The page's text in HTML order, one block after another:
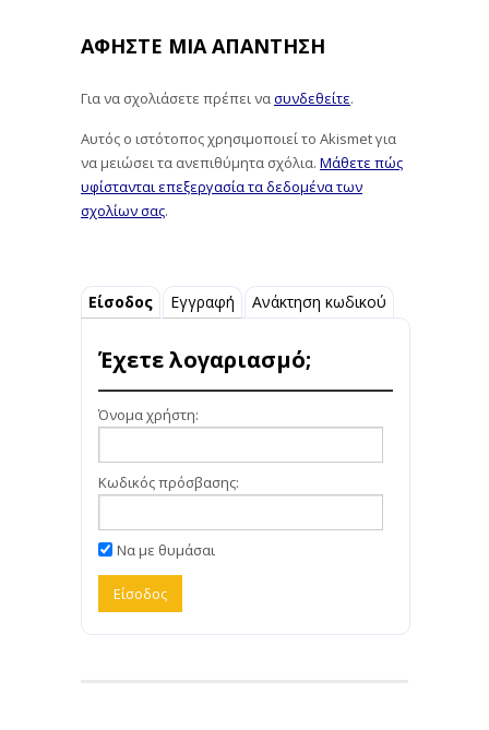
ΑΦΉΣΤΕ ΜΙΑ ΑΠΆΝΤΗΣΗ
Για να σχολιάσετε πρέπει νασυνδεθείτε.
Αυτός ο ιστότοπος χρησιμοποιεί το Akismet για
να μειώσει τα ανεπιθύμητα σχόλια. Μάθετε πώς
υφίστανται επεξεργασία τα δεδομένα των
σχολίων σας.
Είσοδος Εγγραφή Ανάκτηση κωδικού
Έχετε λογαριασμό;
Όνομα χρήστη:
Κωδικός πρόσβασης:
Να με θυμάσαι